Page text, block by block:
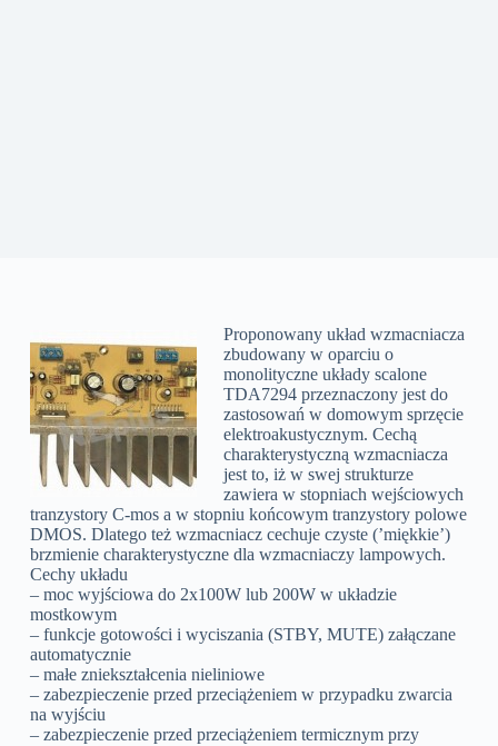
Proponowany układ wzmacniacza
zbudowany w oparciu o
monolityczne układy scalone
TDA7294 przeznaczony jest do
zastosowań w domowym sprzęcie
elektroakustycznym. Cechą
charakterystyczną wzmacniacza
jest to, iż w swej strukturze
zawiera w stopniach wejściowych
tranzystory C-mos a w stopniu końcowym tranzystory polowe
DMOS. Dlatego też wzmacniacz cechuje czyste (’miękkie’)
brzmienie charakterystyczne dla wzmacniaczy lampowych.
Cechy układu
– moc wyjściowa do 2x100W lub 200W w układzie
mostkowym
– funkcje gotowości i wyciszania (STBY, MUTE) załączane
automatycznie
– małe zniekształcenia nieliniowe
– zabezpieczenie przed przeciążeniem w przypadku zwarcia
na wyjściu
– zabezpieczenie przed przeciążeniem termicznym przy